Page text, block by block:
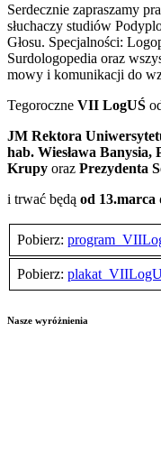
Serdecznie zapraszamy
słuchaczy studiów
Głosu. Specjalności:
Surdologopedia oraz
mowy i komunikacji do
Tegoroczne VII LogUŚ
JM Rektora
hab. Wiesława Banysia,
Krupy oraz Prezydenta
i trwać będą od 13.marca
Pobierz:
Pobierz:
Nasze wyróżnienia